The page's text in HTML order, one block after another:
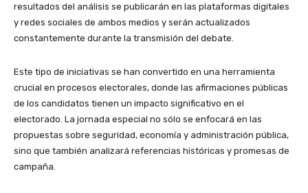
resultados del análisis se publicarán en las plataformas digitales
y redes sociales de ambos medios y serán actualizados
constantemente durante la transmisión del debate.
Este tipo de iniciativas se han convertido en una herramienta
crucial en procesos electorales, donde las afirmaciones públicas
de los candidatos tienen un impacto significativo en el
electorado. La jornada especial no sólo se enfocará en las
propuestas sobre seguridad, economía y administración pública,
sino que también analizará referencias históricas y promesas de
campaña.